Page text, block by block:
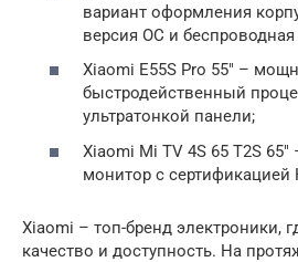
вариант оформления
версия ОС и беспроводная
Xiaomi E55S Pro 55″ –
быстродейственный
ультратонкой панели;
Xiaomi Mi TV 4S 65 T2S
монитор с сертификацией
Xiaomi – топ-бренд электроники,
качество и доступность. На